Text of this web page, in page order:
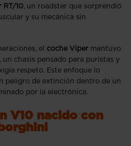
RT/10, un roadster que sorprendió
y su mecánica sin
el coche Viper mantuvo
chasis pensado para puristas y
respeto. Este enfoque lo
peligro de extinción dentro de un
por la electrónica.
V10 nacido con